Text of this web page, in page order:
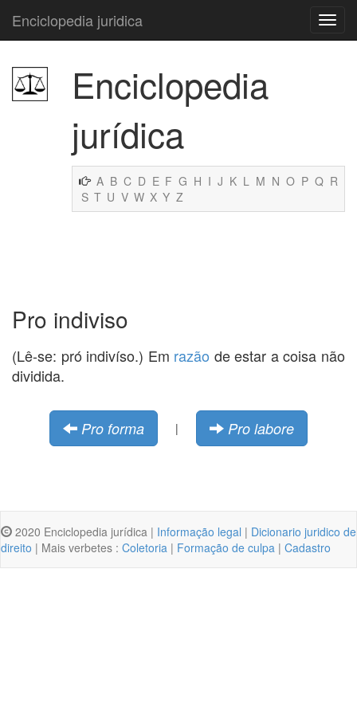
Enciclopedia juridica
Enciclopedia
jurídica
A B C D E F G H I J K L M N O P Q R
S T U V W X Y Z
Pro indiviso
(Lê-se: pró indivíso.) Em razão de estar a coisa não
dividida.
Pro forma | Pro labore
2020 Enciclopedia jurídica | Informação legal | Dicionario juridico de
direito | Mais verbetes : Coletoria | Formação de culpa | Cadastro